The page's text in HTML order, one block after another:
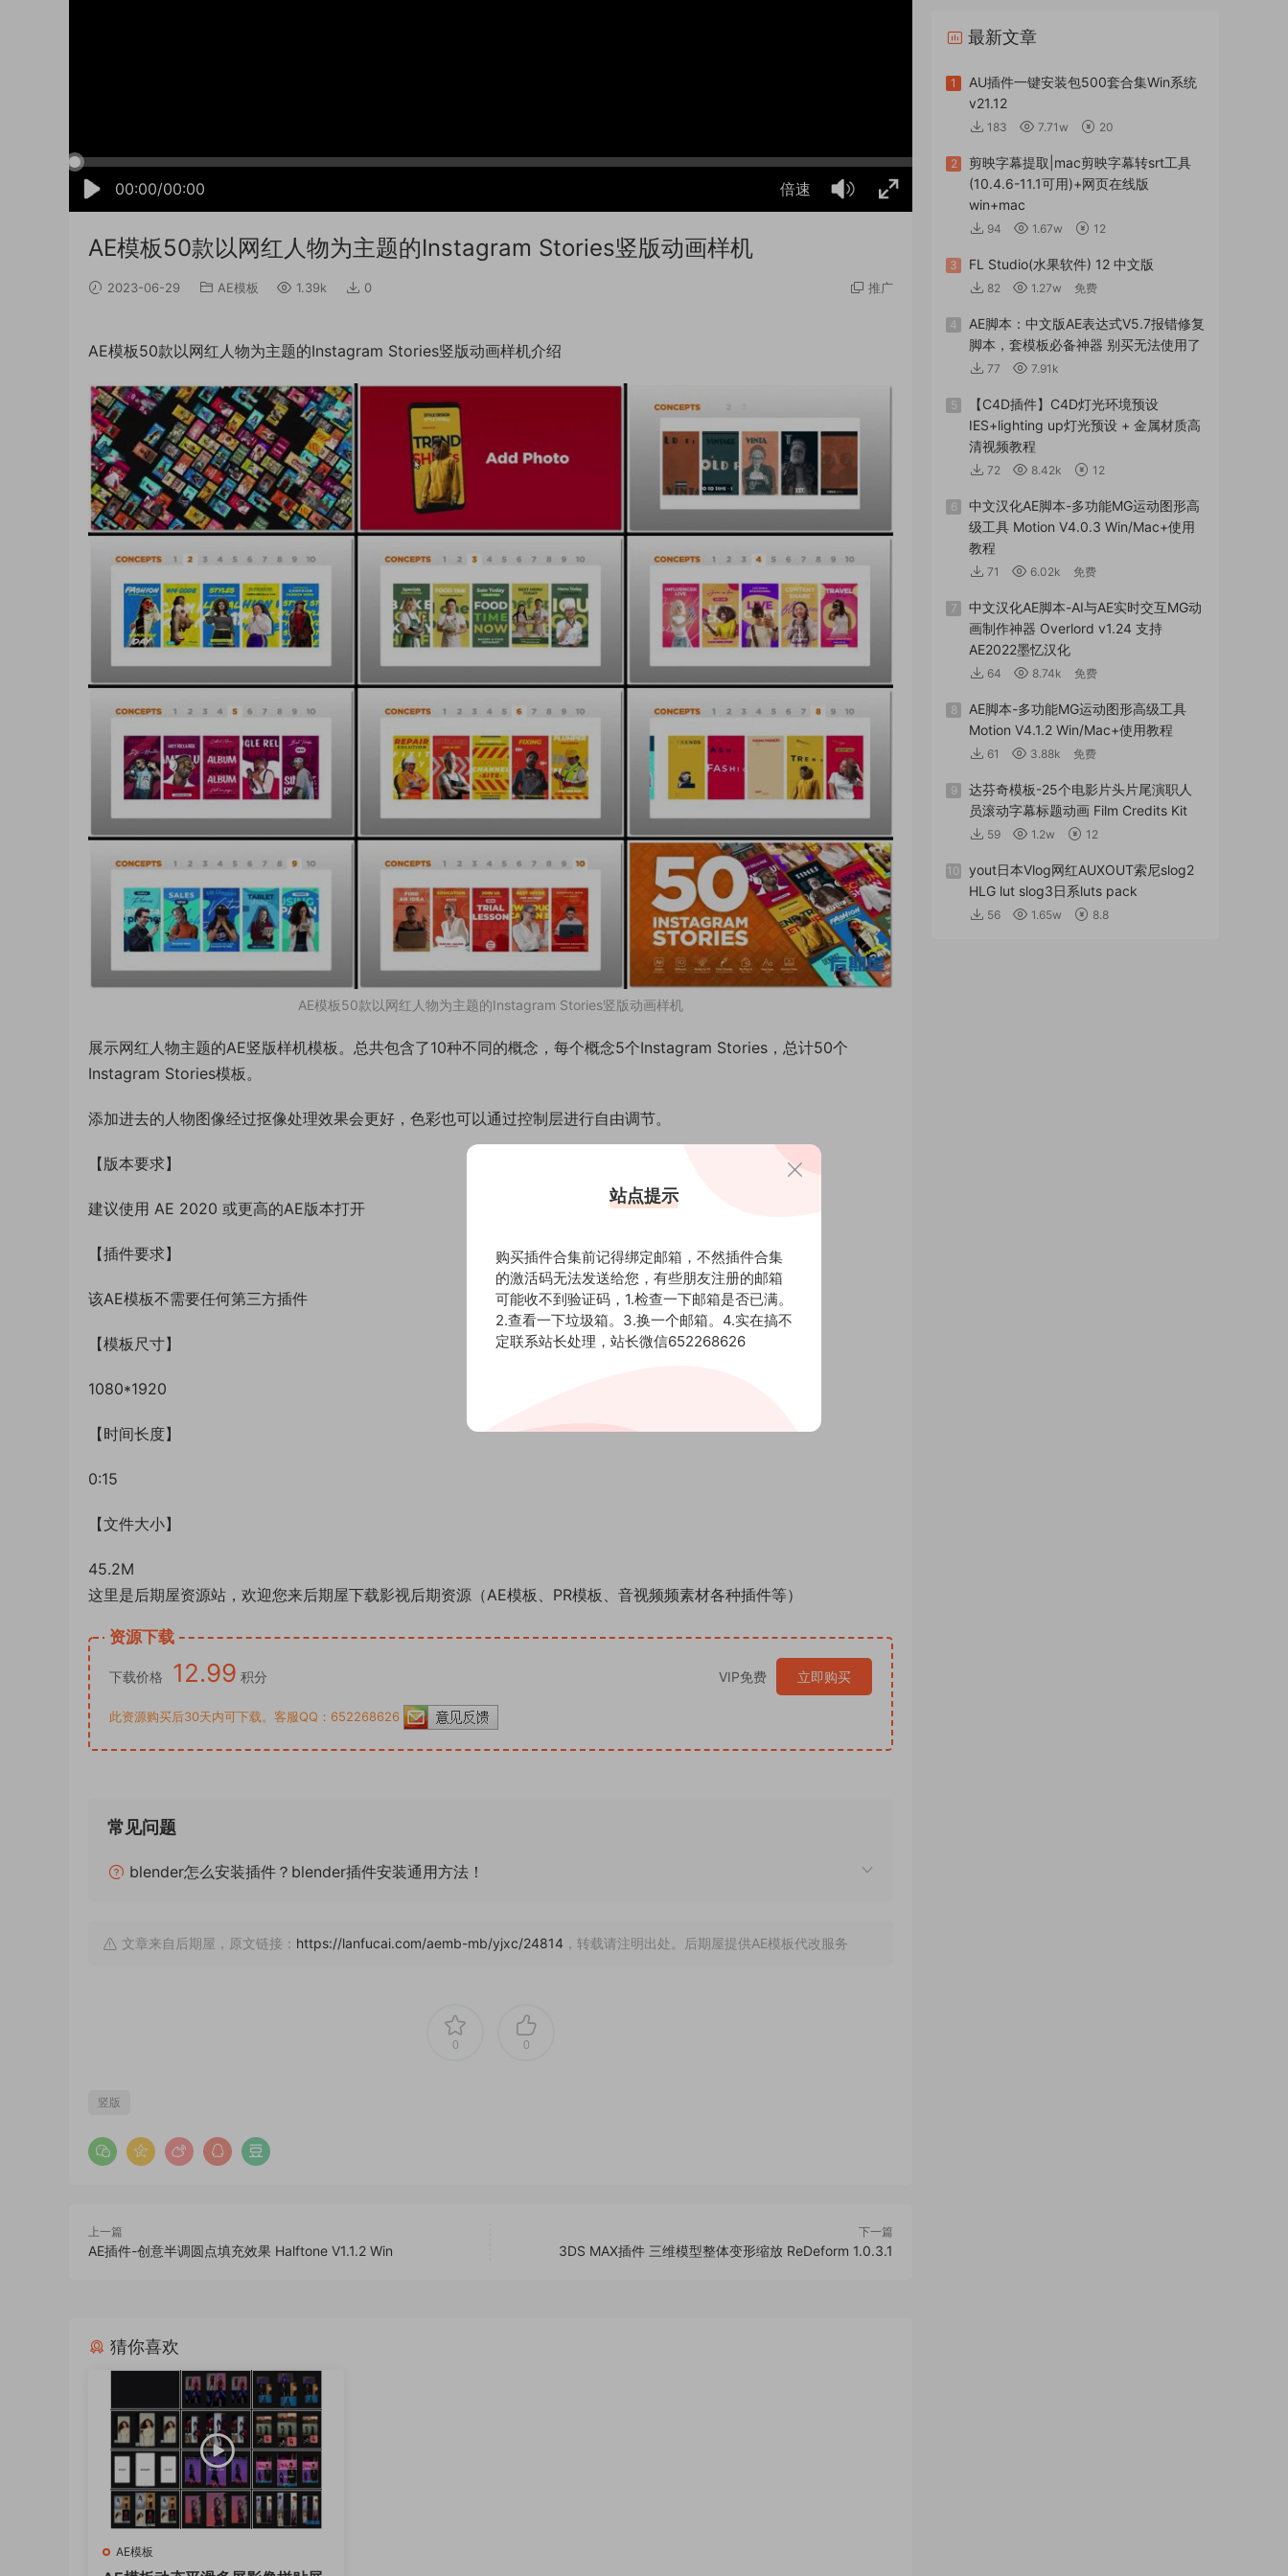
00:00/00:00 倍速
AE模板50款以网红人物为主题的Instagram Stories竖版动画样机
2023-06-29 AE模板 1.39k 0 推广
AE模板50款以网红人物为主题的Instagram Stories竖版动画样机介绍
AE模板50款以网红人物为主题的Instagram Stories竖版动画样机
展示网红人物主题的AE竖版样机模板。总共包含了10种不同的概念，每个概念5个Instagram Stories，总计50个
Instagram Stories模板。
添加进去的人物图像经过抠像处理效果会更好，色彩也可以通过控制层进行自由调节。
【版本要求】
建议使用 AE 2020 或更高的AE版本打开
【插件要求】
该AE模板不需要任何第三方插件
【模板尺寸】
1080*1920
【时间长度】
0:15
【文件大小】
45.2M
这里是后期屋资源站，欢迎您来后期屋下载影视后期资源（AE模板、PR模板、音视频频素材各种插件等）
资源下载
下载价格 12.99 积分 VIP免费 立即购买
此资源购买后30天内可下载。客服QQ：652268626
常见问题
blender怎么安装插件？blender插件安装通用方法！
文章来自后期屋，原文链接： https://lanfucai.com/aemb-mb/yjxc/24814 ，转载请注明出处。后期屋提供AE模板代改服务
0 0
竖版
上一篇
AE插件-创意半调圆点填充效果 Halftone V1.1.2 Win
下一篇
3DS MAX插件 三维模型整体变形缩放 ReDeform 1.0.3.1
猜你喜欢
AE模板
最新文章
1
AU插件一键安装包500套合集Win系统
v21.12
183 7.71w 20
2
剪映字幕提取|mac剪映字幕转srt工具
(10.4.6-11.1可用)+网页在线版
win+mac
94 1.67w 12
3 FL Studio(水果软件) 12 中文版
82 1.27w 免费
4
AE脚本：中文版AE表达式V5.7报错修复
脚本，套模板必备神器 别买无法使用了
77 7.91k
5
【C4D插件】C4D灯光环境预设
IES+lighting up灯光预设 + 金属材质高
清视频教程
72 8.42k 12
6
中文汉化AE脚本-多功能MG运动图形高
级工具 Motion V4.0.3 Win/Mac+使用
教程
71 6.02k 免费
7
中文汉化AE脚本-AI与AE实时交互MG动
画制作神器 Overlord v1.24 支持
AE2022墨忆汉化
64 8.74k 免费
8
AE脚本-多功能MG运动图形高级工具
Motion V4.1.2 Win/Mac+使用教程
61 3.88k 免费
9
达芬奇模板-25个电影片头片尾演职人
员滚动字幕标题动画 Film Credits Kit
59 1.2w 12
10
yout日本Vlog网红AUXOUT索尼slog2
HLG lut slog3日系luts pack
56 1.65w 8.8
站点提示
购买插件合集前记得绑定邮箱，不然插件合集
的激活码无法发送给您，有些朋友注册的邮箱
可能收不到验证码，1.检查一下邮箱是否已满。
2.查看一下垃圾箱。3.换一个邮箱。4.实在搞不
定联系站长处理，站长微信652268626